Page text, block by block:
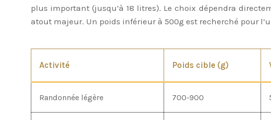
plus important (jusqu’à 18 litres). Le choix dépendra
atout majeur. Un poids inférieur à 500g est recherché pour
Activité Poids cible (g)
Randonnée légère 700-900